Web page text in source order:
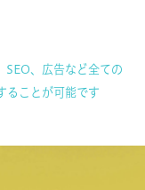
SEO、広告など全ての
ることが可能です